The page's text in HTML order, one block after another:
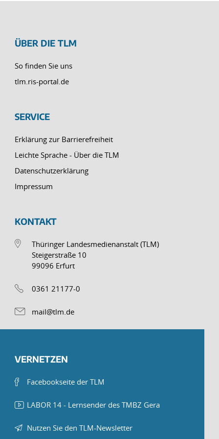
ÜBER DIE TLM
So finden Sie uns
tlm.ris-portal.de
SERVICE
Erklärung zur Barrierefreiheit
Leichte Sprache - Über die TLM
Datenschutzerklärung
Impressum
KONTAKT
Thüringer Landesmedienanstalt (TLM)
Steigerstraße 10
99096 Erfurt
0361 21177-0
mail@tlm.de
VERNETZEN
Facebookseite der TLM
LABOR 14 - Lernsender des TMBZ Gera
Nutzen Sie den TLM-Newsletter